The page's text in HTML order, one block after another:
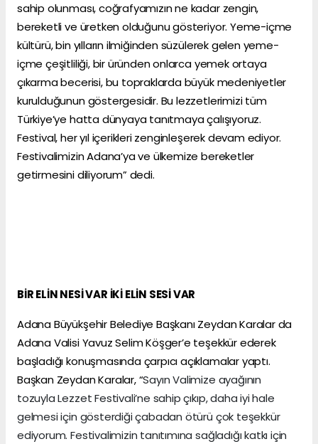
sahip olunması, coğrafyamızın ne kadar zengin,
bereketli ve üretken olduğunu gösteriyor. Yeme-içme
kültürü, bin yılların ilmiğinden süzülerek gelen yeme-
içme çeşitliliği, bir üründen onlarca yemek ortaya
çıkarma becerisi, bu topraklarda büyük medeniyetler
kurulduğunun göstergesidir. Bu lezzetlerimizi tüm
Türkiye’ye hatta dünyaya tanıtmaya çalışıyoruz.
Festival, her yıl içerikleri zenginleşerek devam ediyor.
Festivalimizin Adana’ya ve ülkemize bereketler
getirmesini diliyorum” dedi.
BİR ELİN NESİ VAR İKİ ELİN SESİ VAR
Adana Büyükşehir Belediye Başkanı Zeydan Karalar da
Adana Valisi Yavuz Selim Köşger’e teşekkür ederek
başladığı konuşmasında çarpıcı açıklamalar yaptı.
Başkan Zeydan Karalar, “Sayın Valimize ayağının
tozuyla Lezzet Festivali’ne sahip çıkıp, daha iyi hale
gelmesi için gösterdiği çabadan ötürü çok teşekkür
ediyorum. Festivalimizin tanıtımına sağladığı katkı için